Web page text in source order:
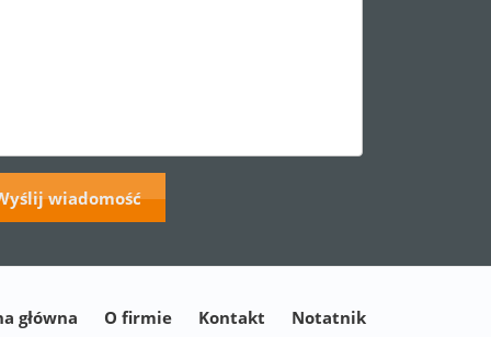
główna O firmie Kontakt Notatnik